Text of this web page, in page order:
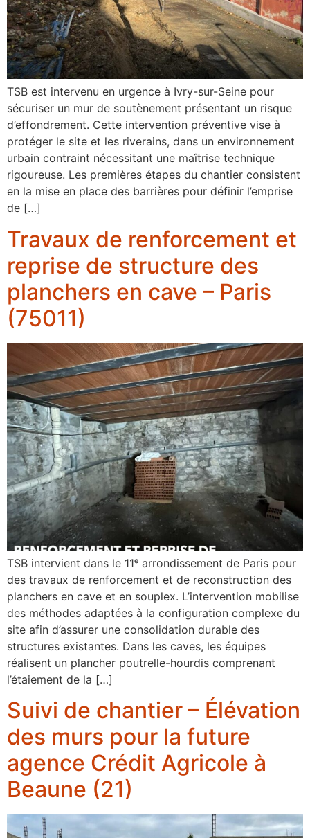
TSB est intervenu en urgence à Ivry-sur-Seine pour
sécuriser un mur de soutènement présentant un risque
d’effondrement. Cette intervention préventive vise à
protéger le site et les riverains, dans un environnement
urbain contraint nécessitant une maîtrise technique
rigoureuse. Les premières étapes du chantier consistent
en la mise en place des barrières pour définir l’emprise
de […]
Travaux de renforcement et
reprise de structure des
planchers en cave – Paris
(75011)
TSB intervient dans le 11ᵉ arrondissement de Paris pour
des travaux de renforcement et de reconstruction des
planchers en cave et en souplex. L’intervention mobilise
des méthodes adaptées à la configuration complexe du
site afin d’assurer une consolidation durable des
structures existantes. Dans les caves, les équipes
réalisent un plancher poutrelle-hourdis comprenant
l’étaiement de la […]
Suivi de chantier – Élévation
des murs pour la future
agence Crédit Agricole à
Beaune (21)